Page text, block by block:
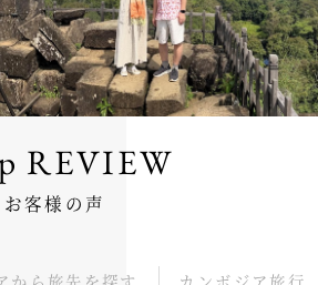
REVIEW
客様の声